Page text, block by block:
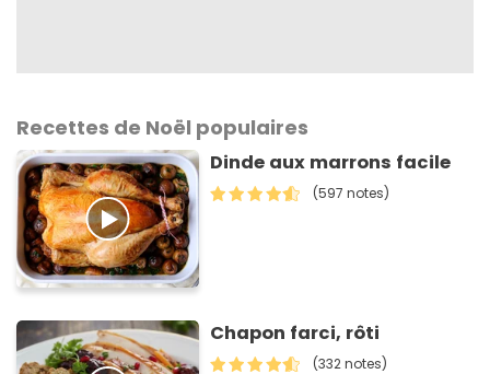
Recettes de Noël populaires
Dinde aux marrons facile
(597 notes)
Chapon farci, rôti
(332 notes)